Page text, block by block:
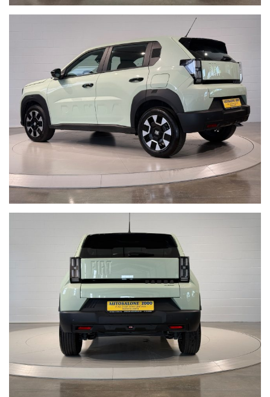
alcun modo un impegno contrattuale.
Cosa vuol dire far parte della Community di “NON PRENDERMI PER
IL CHILOMETRO” ?
Vuol dire offrire ad ogni cliente la certezza e la serenità di un
acquisto sicuro, vuol dire metterci la faccia certificando la
percorrenza chilometrica di ogni singola vettura, con i fatti e non
con le parole, per noi far parte di questa Community è un impegno
che con vanto portiamo avanti da anni.
Acquistare un'auto usata evitando la truffa non è semplice.
Telefono fisso chiamaci : +39 0422 890220
Live Chat Whatsapp scrivici, invia foto del tuo usato, richiedi un
video a 360° della nostra vettura:
• Juri + 39 345 6008844
• Gianluca + 39 347 7264356
• Lorenzo +39 340 7474900